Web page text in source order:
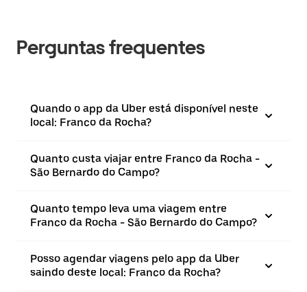
Perguntas frequentes
Quando o app da Uber está disponível neste
local: Franco da Rocha?
Quanto custa viajar entre Franco da Rocha -
São Bernardo do Campo?
Quanto tempo leva uma viagem entre
Franco da Rocha - São Bernardo do Campo?
Posso agendar viagens pelo app da Uber
saindo deste local: Franco da Rocha?